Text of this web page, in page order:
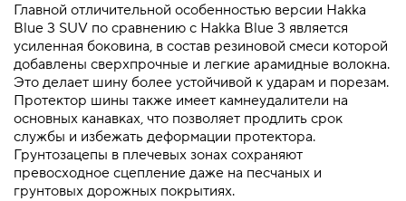
Главной отличительной особенностью версии Hakka
Blue 3 SUV по сравнению с Hakka Blue 3 является
усиленная боковина, в состав резиновой смеси которой
добавлены сверхпрочные и легкие арамидные волокна.
Это делает шину более устойчивой к ударам и порезам.
Протектор шины также имеет камнеудалители на
основных канавках, что позволяет продлить срок
службы и избежать деформации протектора.
Грунтозацепы в плечевых зонах сохраняют
превосходное сцепление даже на песчаных и
грунтовых дорожных покрытиях.